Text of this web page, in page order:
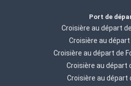
Port de
Croisière au départ
Croisière au départ
Croisière au départ de
Croisière au départ
Croisière au départ